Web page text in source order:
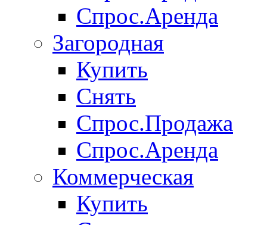
Спрос.Аренда
Загородная
Купить
Снять
Спрос.Продажа
Спрос.Аренда
Коммерческая
Купить